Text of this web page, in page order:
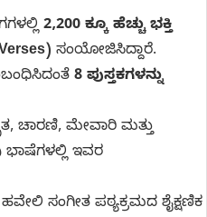
2,200 ಕ್ಕೂ ಹೆಚ್ಚು ಭಕ್ತಿ
ಸಂಯೋಜಿಸಿದ್ದಾರೆ.
8 ಪುಸ್ತಕಗಳನ್ನು
ಚಾರಣಿ, ಮೇವಾರಿ ಮತ್ತು
ಇವರ
ಸಂಗೀತ ಪಠ್ಯಕ್ರಮದ ಶೈಕ್ಷಣಿಕ